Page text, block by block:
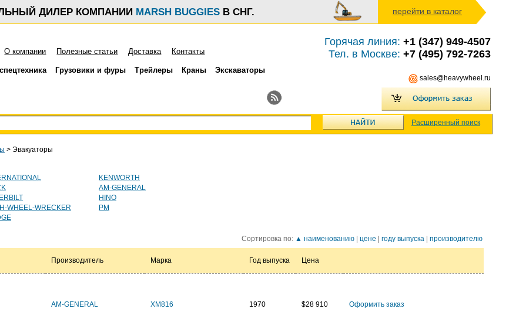
ДИЛЕР КОМПАНИИ MARSH BUGGIES В СНГ. перейти в каталог
О компании Полезные статьи Доставка Контакты
Грузовики и фуры Трейлеры Краны Экскаваторы
Горячая линия: +1 (347) 949-4507
Тел. в Москве: +7 (495) 792-7263
sales@heavywheel.ru
Расширенный поиск
> Эвакуаторы
WHEEL-WRECKER
KENWORTH
AM-GENERAL
HINO
PM
Сортировка по: ▲ наименованию |цене |году выпуска |производителю
Производитель Марка Год выпуска Цена
AM-GENERAL XM816 1970 $28 910 Оформить заказ